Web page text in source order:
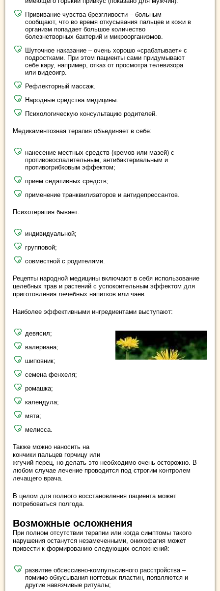
Прививание чувства брезгливости – больным
сообщают, что во время откусывания пальцев и кожи в
организм попадает большое количество
болезнетворных бактерий и микроорганизмов.
Шуточное наказание – очень хорошо «срабатывает» с
подростками. При этом пациенты сами придумывают
себе кару, например, отказ от просмотра телевизора
или видеоигр.
Рефлекторный массаж.
Народные средства медицины.
Психологическую консультацию родителей.
Медикаментозная терапия объединяет в себе:
нанесение местных средств (кремов или мазей) с
противовоспалительным, антибактериальным и
противогрибковым эффектом;
прием седативных средств;
применение транквилизаторов и антидепрессантов.
Психотерапия бывает:
индивидуальной;
групповой;
совместной с родителями.
Рецепты народной медицины включают в себя использование
целебных трав и растений с успокоительным эффектом для
приготовления лечебных напитков или чаев.
Наиболее эффективными ингредиентами выступают:
девясил;
валериана;
шиповник;
семена фенхеля;
ромашка;
календула;
мята;
мелисса.
Также можно наносить на
кончики пальцев горчицу или
жгучий перец, но делать это необходимо очень осторожно. В
любом случае лечение проводится под строгим контролем
лечащего врача.
В целом для полного восстановления пациента может
потребоваться полгода.
Возможные осложнения
При полном отсутствии терапии или когда симптомы такого
нарушения останутся незамеченными, онихофагия может
привести к формированию следующих осложнений:
развитие обсессивно-компульсивного расстройства –
помимо обкусывания ногтевых пластин, появляются и
другие навязчивые ритуалы;